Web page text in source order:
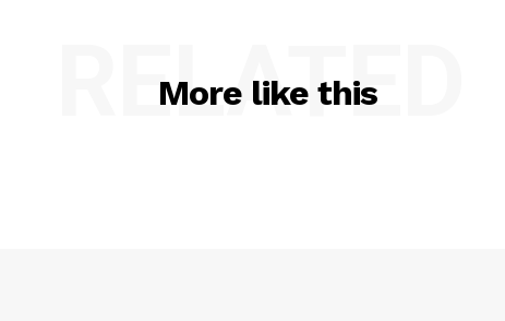
More like this
RELATED